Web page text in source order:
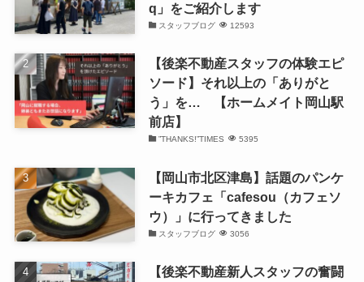
q」をご紹介します
スタッフブログ 12593
【後楽不動産スタッフの体験エピ
ソード】それ以上の「ありがと
う」を… 【ホームメイト岡山駅
前店】
”THANKS!”TIMES 5395
【岡山市北区津島】話題のパンケ
ーキカフェ「cafesou（カフェソ
ウ）」に行ってきました
スタッフブログ 3056
【後楽不動産新人スタッフの奮闘